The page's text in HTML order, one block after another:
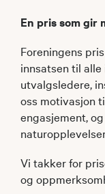
En pris som gir
Foreningens
innsatsen til
utvalgsledere,
oss motivasjon
engasjement,
Vi takker for
og